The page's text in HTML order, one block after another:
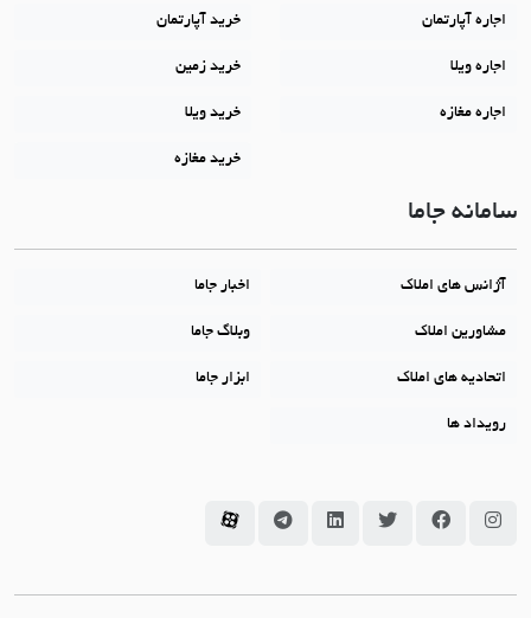
اجاره آپارتمان
اجاره ویلا
اجاره مغازه
خرید آپارتمان
خرید زمین
خرید ویلا
خرید مغازه
سامانه جاما
آژانس های املاک اخبار جاما
مشاورین املاک وبلاگ جاما
اتحادیه های املاک ابزار جاما
رویداد ها
سامانه جاما در اینستاگرام
سامانه جاما در فیسبوک
سامانه جاما در توئیتر
سامانه جاما در لینکداین
سامانه جاما در تلگرام
سامانه جاما در آپارات